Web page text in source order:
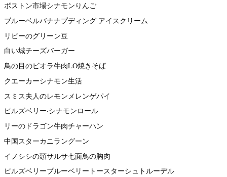
ボストン市場シナモンりんご
ブルーベルバナナプディング アイスクリーム
リビーのグリーン豆
白い城チーズバーガー
鳥の目のビオラ牛肉LO焼きそば
クエーカーシナモン生活
スミス夫人のレモンメレンゲパイ
ピルズベリー·シナモンロール
リーのドラゴン牛肉チャーハン
中国スターカニラングーン
イノシシの頭サルサ七面鳥の胸肉
ピルズベリーブルーベリートースターシュトルーデル